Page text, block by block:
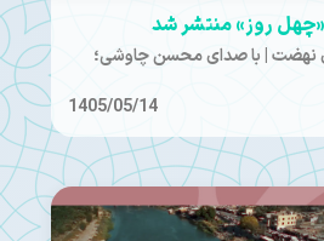
روز» منتشر شد
نهضت | با صدای محسن چاوشی؛
1405/05/14